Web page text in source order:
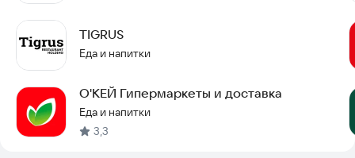
TIGRUS
Еда и напитки
О'КЕЙ Гипермаркеты и доставка
Еда и напитки
3,3